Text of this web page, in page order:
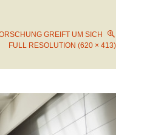
GREIFT UM SICH
FULL RESOLUTION (620 × 413)